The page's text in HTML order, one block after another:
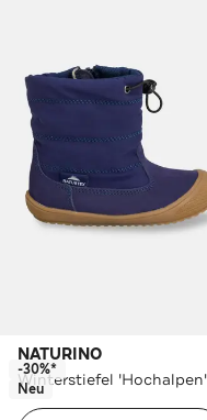
NATURINO
-30%*
Neu